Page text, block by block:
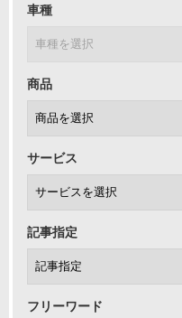
車種
商品
サービス
記事指定
フリーワード